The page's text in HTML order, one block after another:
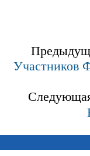
Участников